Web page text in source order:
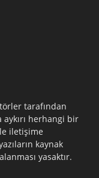
tarafından
herhangi bir
iletişime
kaynak
yasaktır.